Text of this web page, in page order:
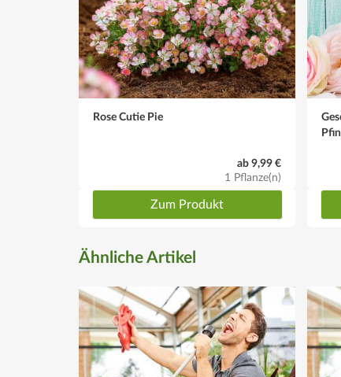
Rose Cutie Pie
ab 9,99 €
1 Pflanze(n)
Zum Produkt
Ähnliche Artikel